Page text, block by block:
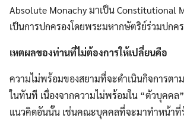
Absolute Monachy มาเป็น Constitutional
เป็นการปกครองโดยพระมหากษัตริย์ร่วมปกค
เหตผลของท่านที่ไม่ต้องการให้เปลี่ยนคือ
ความไม่พร้อมของสยามที่จะดำเนินกิจการต
ในทันที เนื่องจากความไม่พร้อมใน “ตัวบุคค
แนวคิดอันนั้น เช่นคณะบุคคลที่จะมาทำหน้าที่